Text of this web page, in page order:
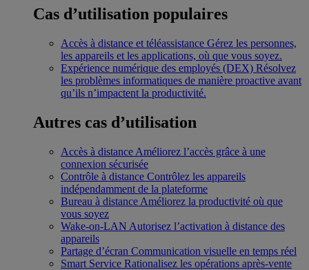
Cas d’utilisation populaires
Accès à distance et téléassistance Gérez les personnes,
les appareils et les applications, où que vous soyez.
Expérience numérique des employés (DEX) Résolvez
les problèmes informatiques de manière proactive avant
qu’ils n’impactent la productivité.
Autres cas d’utilisation
Accès à distance Améliorez l’accès grâce à une
connexion sécurisée
Contrôle à distance Contrôlez les appareils
indépendamment de la plateforme
Bureau à distance Améliorez la productivité où que
vous soyez
Wake-on-LAN Autorisez l’activation à distance des
appareils
Partage d’écran Communication visuelle en temps réel
Smart Service Rationalisez les opérations après-vente